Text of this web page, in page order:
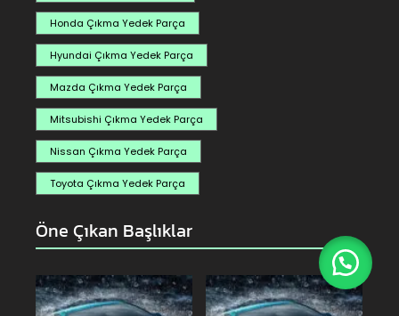
Honda Çıkma Yedek Parça
Hyundai Çıkma Yedek Parça
Mazda Çıkma Yedek Parça
Mitsubishi Çıkma Yedek Parça
Nissan Çıkma Yedek Parça
Toyota Çıkma Yedek Parça
Öne Çıkan Başlıklar